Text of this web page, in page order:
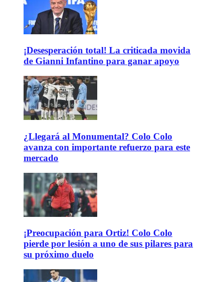
¡Desesperación total! La criticada movida
de Gianni Infantino para ganar apoyo
¿Llegará al Monumental? Colo Colo
avanza con importante refuerzo para este
mercado
¡Preocupación para Ortiz! Colo Colo
pierde por lesión a uno de sus pilares para
su próximo duelo